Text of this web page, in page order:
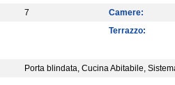
7
Camere:
Terrazzo:
Porta blindata, Cucina Abitabile,